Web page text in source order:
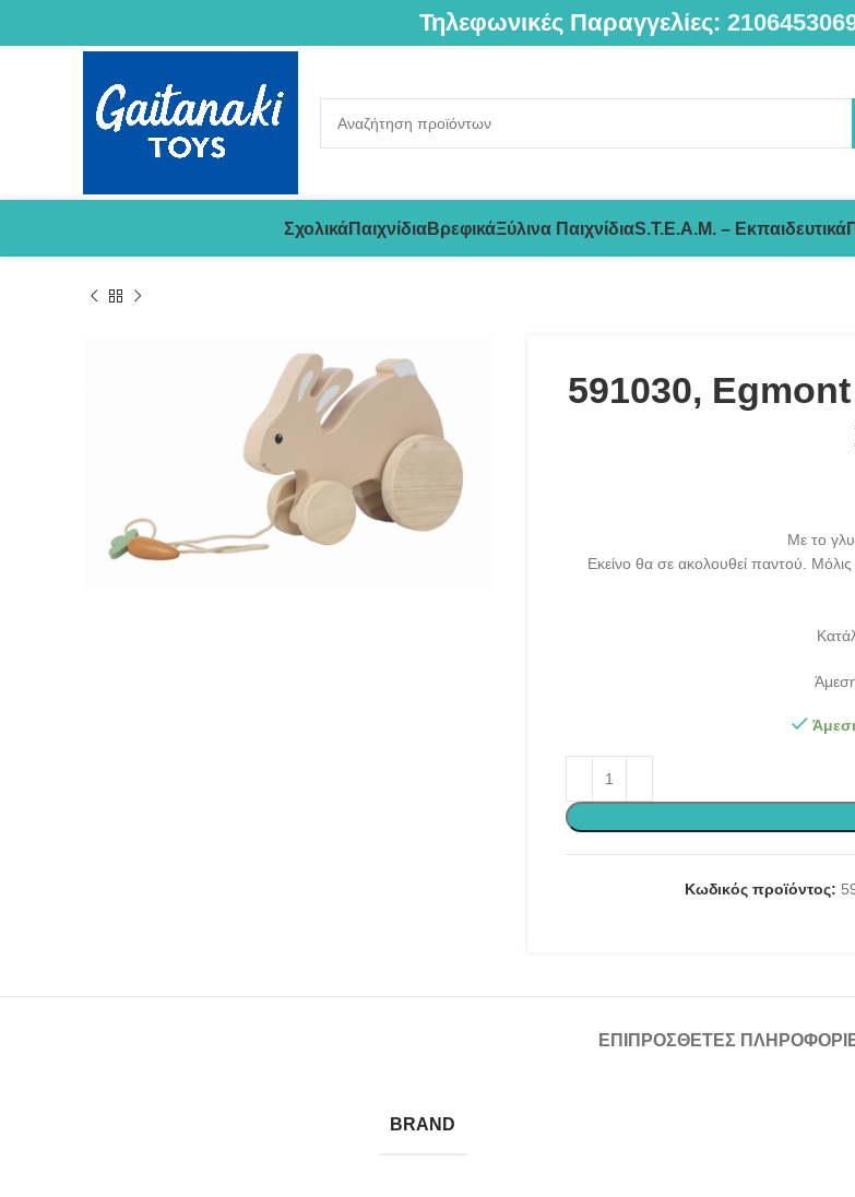
Τηλεφωνικές Παραγγελίες:
ΣχολικάΠαιχνίδιαΒρεφικάΞύλινα ΠαιχνίδιαS.T.E.A.M. – Εκπαιδευτικά
591030,
Με το
Εκείνo θα σε ακολουθεί παντού. Μόλις
Κωδικός προϊόντος:
ΕΠΙΠΡΌΣΘΕΤΕΣ
BRAND